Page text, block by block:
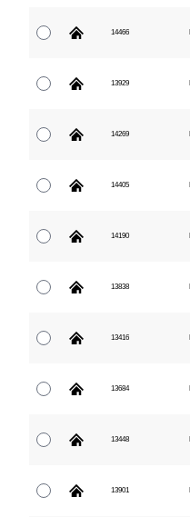
14466
13929
14269
14405
14190
13838
13416
13684
13448
13901